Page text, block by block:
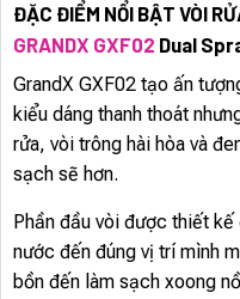
ĐẶC ĐIỂM NỔI BẬT VÒI
GRANDX GXF02 Dual
GrandX GXF02 tạo ấn
kiểu dáng thanh thoát
rửa, vòi trông hài hòa và
sạch sẽ hơn.
Phần đầu vòi được thiết
nước đến đúng vị trí mình
bồn đến làm sạch xoong